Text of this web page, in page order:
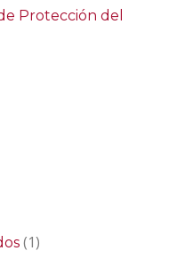
Protección del
(1)